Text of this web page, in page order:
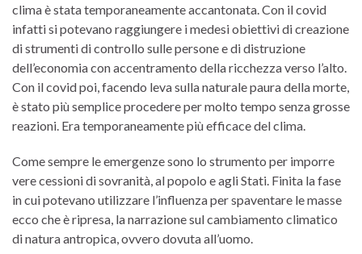
clima è stata temporaneamente accantonata. Con il covid
infatti si potevano raggiungere i medesi obiettivi di creazione
di strumenti di controllo sulle persone e di distruzione
dell’economia con accentramento della ricchezza verso l’alto.
Con il covid poi, facendo leva sulla naturale paura della morte,
è stato più semplice procedere per molto tempo senza grosse
reazioni. Era temporaneamente più efficace del clima.
Come sempre le emergenze sono lo strumento per imporre
vere cessioni di sovranità, al popolo e agli Stati. Finita la fase
in cui potevano utilizzare l’influenza per spaventare le masse
ecco che è ripresa, la narrazione sul cambiamento climatico
di natura antropica, ovvero dovuta all’uomo.